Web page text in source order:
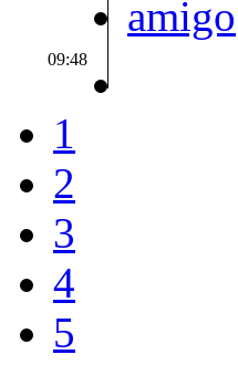
09:48
1
2
3
4
5